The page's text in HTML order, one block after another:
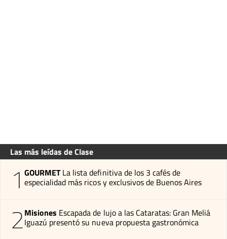
Las más leídas de Clase
1 GOURMET La lista definitiva de los 3 cafés de
especialidad más ricos y exclusivos de Buenos Aires
2Misiones Escapada de lujo a las Cataratas: Gran Meliá
Iguazú presentó su nueva propuesta gastronómica